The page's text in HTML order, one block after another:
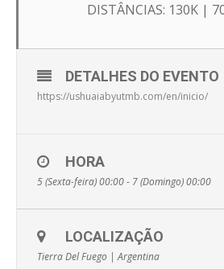
DISTÂNCIAS: 130K |
DETALHES DO EVENTO
https://ushuaiabyutmb.com/en/inicio/
HORA
5 (Sexta-feira) 00:00 - 7 (Domingo) 00:00
LOCALIZAÇÃO
Tierra Del Fuego | Argentina